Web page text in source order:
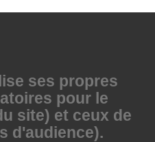
ses propres
pour le
site) et ceux de
d'audience).